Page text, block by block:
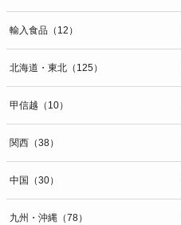
輸入食品（12）
北海道・東北（125）
甲信越（10）
関西（38）
中国（30）
九州・沖縄（78）